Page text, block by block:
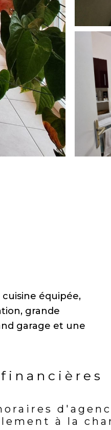
équipée,
grande
garage et une
Valeurs
à la